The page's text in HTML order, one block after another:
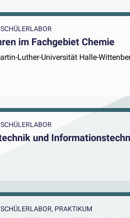
im Fachgebiet Chemie
Luther-Universität Halle-
und
PRAKTIKUM